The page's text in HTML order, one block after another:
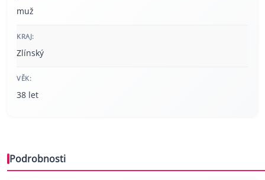
muž
KRAJ:
Zlínský
VĚK:
38 let
Podrobnosti